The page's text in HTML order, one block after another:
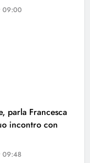
09:00
parla Francesca
incontro con
09:48